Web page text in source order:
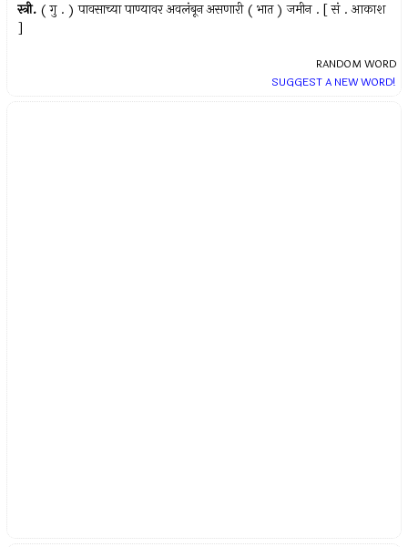
स्त्री. ( गु . ) पावसाच्या पाण्यावर अवलंबून असणारी ( भात ) जमीन . [ सं . आकाश
]
RANDOM WORD
SUGGEST A NEW WORD!